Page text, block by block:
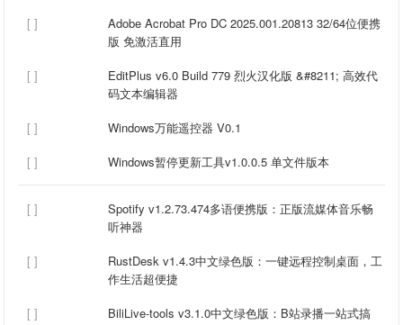
[ ]
Adobe Acrobat Pro DC 2025.001.20813 32/64位便携
版 免激活直用
[ ]
EditPlus v6.0 Build 779 烈火汉化版 &#8211; 高效代
码文本编辑器
[ ]
Windows万能遥控器 V0.1
[ ]
Windows暂停更新工具v1.0.0.5 单文件版本
[ ]
Spotify v1.2.73.474多语便携版：正版流媒体音乐畅
听神器
[ ]
RustDesk v1.4.3中文绿色版：一键远程控制桌面，工
作生活超便捷
[ ]
BiliLive-tools v3.1.0中文绿色版：B站录播一站式搞